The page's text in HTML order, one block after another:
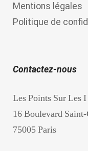
Mentions légales
Politique de
Contactez-nous
Les Points Sur Les I
16 Boulevard
75005 Paris